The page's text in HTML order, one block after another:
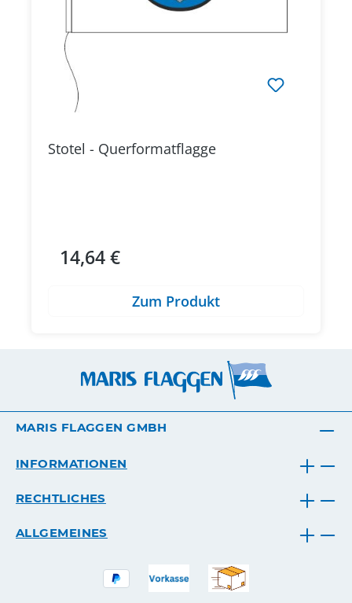
Stotel - Querformatflagge
Regulärer Preis:
14,64 €
Zum Produkt
MARIS FLAGGEN GMBH
INFORMATIONEN
RECHTLICHES
ALLGEMEINES